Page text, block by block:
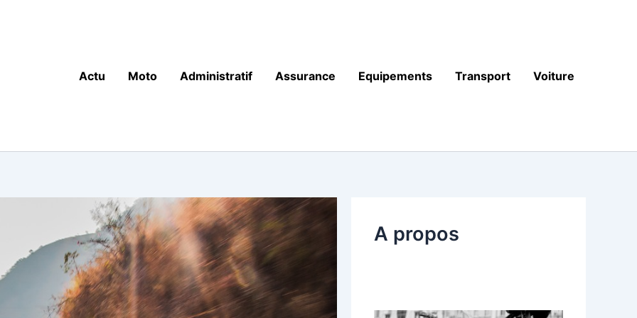
Actu Moto Administratif Assurance Equipements Transport Voiture
A propos